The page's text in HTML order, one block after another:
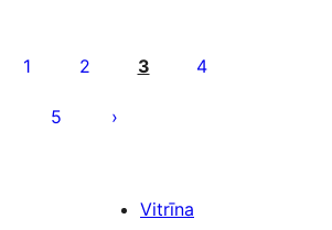
1 2 3 4
5
Vitrīna